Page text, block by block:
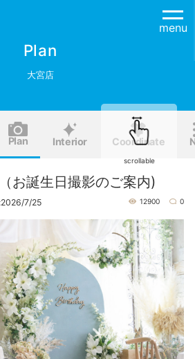
menu
Plan
大宮店
Plan Interior Coordinate
scrollable
お誕生日撮影のご案内)
7/25 12900 0